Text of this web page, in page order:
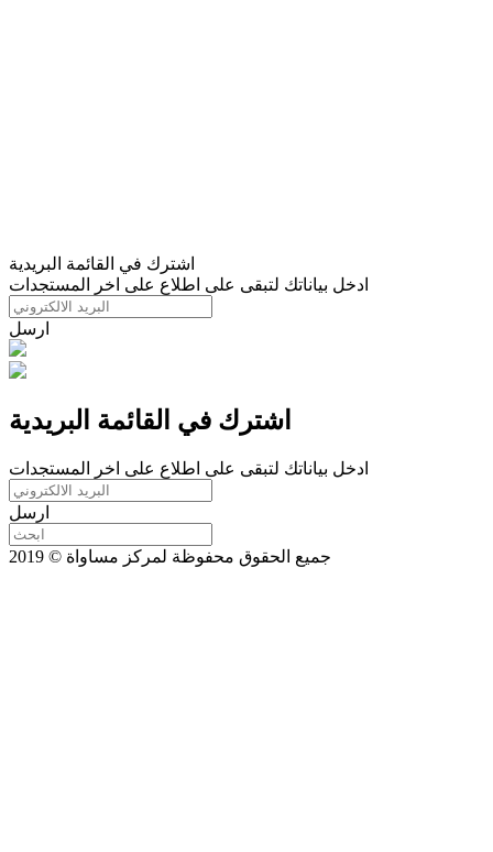
اشترك في القائمة البريدية
ادخل بياناتك لتبقى على اطلاع على اخر المستجدات
ارسل
اشترك في القائمة البريدية
ادخل بياناتك لتبقى على اطلاع على اخر المستجدات
ارسل
جميع الحقوق محفوظة لمركز مساواة © 2019